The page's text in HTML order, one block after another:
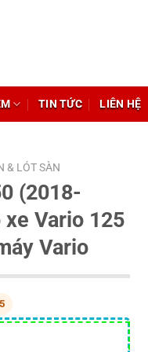
TIN TỨC LIÊN HỆ
& LÓT SÀN
(2018-
Vario 125
Vario